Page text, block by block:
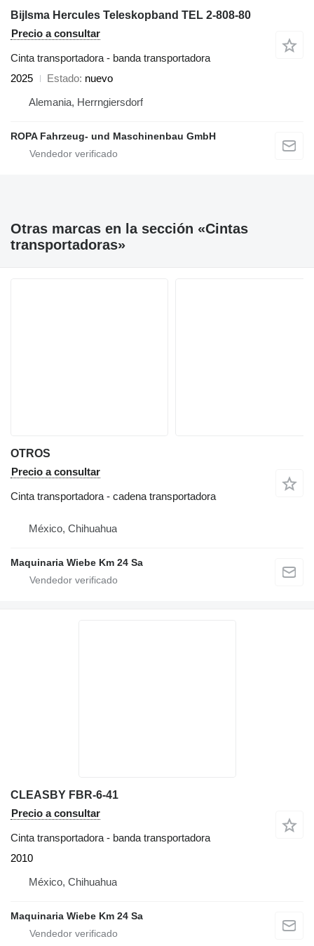
Bijlsma Hercules Teleskopband TEL 2-808-80
Precio a consultar
Cinta transportadora - banda transportadora
2025
Estado nuevo
Alemania, Herrngiersdorf
ROPA Fahrzeug- und Maschinenbau GmbH
Otras marcas en la sección «Cintas
transportadoras»
OTROS
Precio a consultar
Cinta transportadora - cadena transportadora
México, Chihuahua
Maquinaria Wiebe Km 24 Sa
CLEASBY FBR-6-41
Precio a consultar
Cinta transportadora - banda transportadora
2010
México, Chihuahua
Maquinaria Wiebe Km 24 Sa